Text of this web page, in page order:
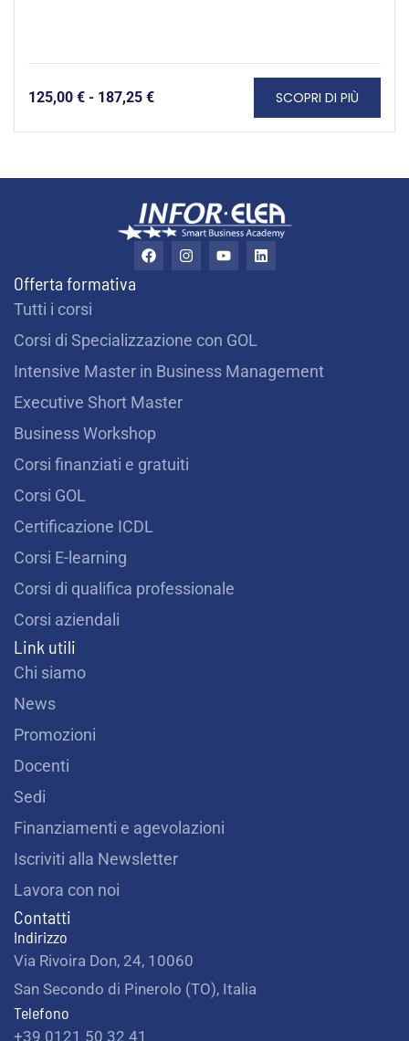
125,00 € - 187,25 € SCOPRI DI PIÙ
F
a
o
k
I
n
r
a
m
Y
o
e
L
i
Offerta formativa
Tutti i corsi
Corsi di Specializzazione con GOL
Intensive Master in Business Management
Executive Short Master
Business Workshop
Corsi finanziati e gratuiti
Corsi GOL
Certificazione ICDL
Corsi E-learning
Corsi di qualifica professionale
Corsi aziendali
Link utili
Chi siamo
News
Promozioni
Docenti
Sedi
Finanziamenti e agevolazioni
Iscriviti alla Newsletter
Lavora con noi
Contatti
Indirizzo
Via Rivoira Don, 24, 10060
San Secondo di Pinerolo (TO), Italia
Telefono
+39 0121 50 32 41